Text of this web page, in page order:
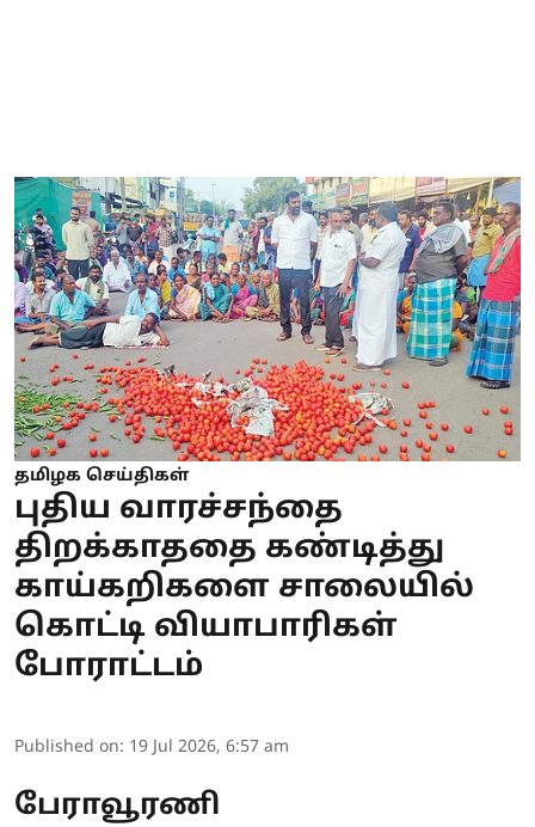
தமிழக செய்திகள்
புதிய வாரச்சந்தை
திறக்காததை கண்டித்து
காய்கறிகளை சாலையில்
கொட்டி வியாபாரிகள்
போராட்டம்
Published on: 19 Jul 2026, 6:57 am
பேராவூரணி